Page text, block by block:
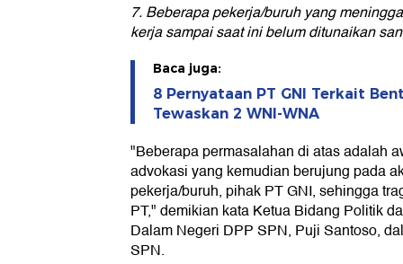
7. Beberapa pekerja/buruh yang
kerja sampai saat ini belum ditunaikan
Baca juga:
8 Pernyataan PT GNI Terkait
Tewaskan 2 WNI-WNA
"Beberapa permasalahan di atas adalah
advokasi yang kemudian berujung pada
pekerja/buruh, pihak PT GNI, sehingga
PT," demikian kata Ketua Bidang Politik
Dalam Negeri DPP SPN, Puji Santoso,
SPN.